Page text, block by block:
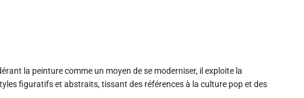
la peinture comme un moyen de se moderniser, il exploite la
figuratifs et abstraits, tissant des références à la culture pop et des